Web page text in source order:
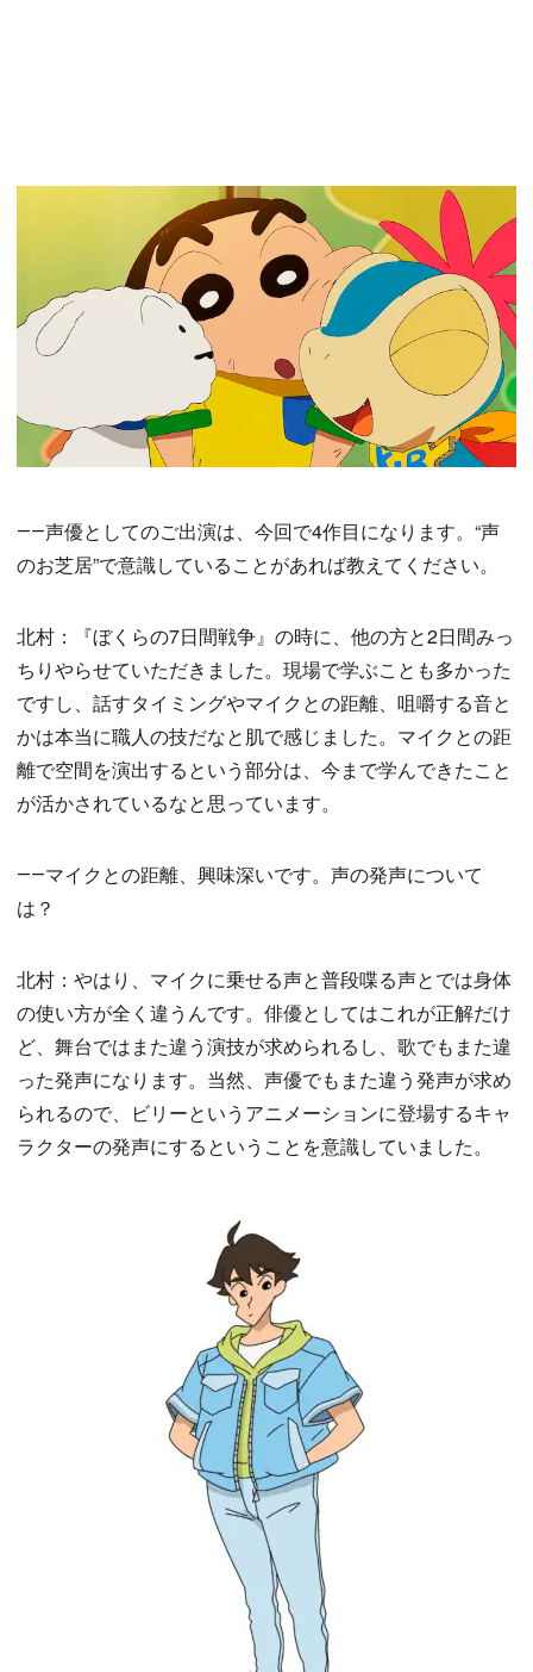
――声優としてのご出演は、今回で4作目になります。“声
のお芝居”で意識していることがあれば教えてください。
北村：『ぼくらの7日間戦争』の時に、他の方と2日間みっ
ちりやらせていただきました。現場で学ぶことも多かった
ですし、話すタイミングやマイクとの距離、咀嚼する音と
かは本当に職人の技だなと肌で感じました。マイクとの距
離で空間を演出するという部分は、今まで学んできたこと
が活かされているなと思っています。
――マイクとの距離、興味深いです。声の発声について
は？
北村：やはり、マイクに乗せる声と普段喋る声とでは身体
の使い方が全く違うんです。俳優としてはこれが正解だけ
ど、舞台ではまた違う演技が求められるし、歌でもまた違
った発声になります。当然、声優でもまた違う発声が求め
られるので、ビリーというアニメーションに登場するキャ
ラクターの発声にするということを意識していました。